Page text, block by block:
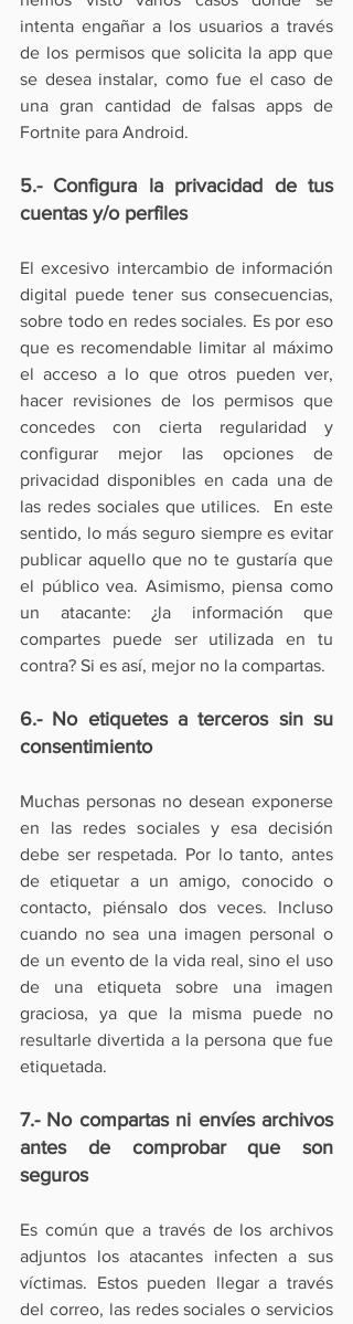
intenta engañar a los usuarios a través
de los permisos que solicita la app que
se desea instalar, como fue el caso de
una gran cantidad de falsas apps de
Fortnite para Android.
5.- Configura la privacidad de tus
cuentas y/o perfiles
El excesivo intercambio de información
digital puede tener sus consecuencias,
sobre todo en redes sociales. Es por eso
que es recomendable limitar al máximo
el acceso a lo que otros pueden ver,
hacer revisiones de los permisos que
concedes con cierta regularidad y
configurar mejor las opciones de
privacidad disponibles en cada una de
las redes sociales que utilices.  En este
sentido, lo más seguro siempre es evitar
publicar aquello que no te gustaría que
el público vea. Asimismo, piensa como
un atacante: ¿la información que
compartes puede ser utilizada en tu
contra? Si es así, mejor no la compartas.
6.- No etiquetes a terceros sin su
consentimiento
Muchas personas no desean exponerse
en las redes sociales y esa decisión
debe ser respetada. Por lo tanto, antes
de etiquetar a un amigo, conocido o
contacto, piénsalo dos veces. Incluso
cuando no sea una imagen personal o
de un evento de la vida real, sino el uso
de una etiqueta sobre una imagen
graciosa, ya que la misma puede no
resultarle divertida a la persona que fue
etiquetada.
7.- No compartas ni envíes archivos
antes de comprobar que son
seguros
Es común que a través de los archivos
adjuntos los atacantes infecten a sus
víctimas. Estos pueden llegar a través
del correo, las redes sociales o servicios